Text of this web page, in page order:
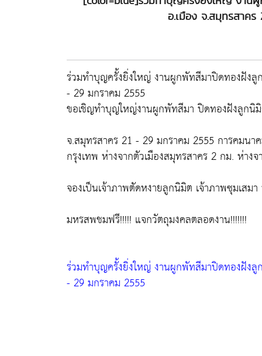
อ.เมือง จ.สมุทรสาค
ร่วมทำบุญครั้งยิ่งใหญ่ งานผูกพัทสีมาปิดทองฝัง
- 29 มกราคม 2555
ขอเชิญทำบุญใหญ่งานผูกพัทสีมา ปิดทองฝังลูกนิ
จ.สมุทรสาคร 21 - 29 มกราคม 2555 การคมน
กรุงเทพ ห่างจากตัวเมืองสมุทรสาคร 2 กม. ห่าง
จองเป็นเจ้าภาพตัดหงายลูกนิมิต เจ้าภาพซุมเส
มหรสพชมฟรี!!!!! แจกวัตถุมงคลตลอดงาน!!!!!!!
ร่วมทำบุญครั้งยิ่งใหญ่ งานผูกพัทสีมาปิดทองฝัง
- 29 มกราคม 2555